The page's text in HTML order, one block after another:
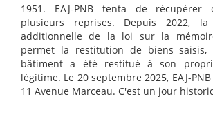
1951. EAJ-PNB tenta de récupérer
plusieurs reprises. Depuis 2022,
additionnelle de la loi sur la
permet la restitution de biens saisis,
bâtiment a été restitué à son
légitime. Le 20 septembre 2025, EAJ-
11 Avenue Marceau. C'est un jour